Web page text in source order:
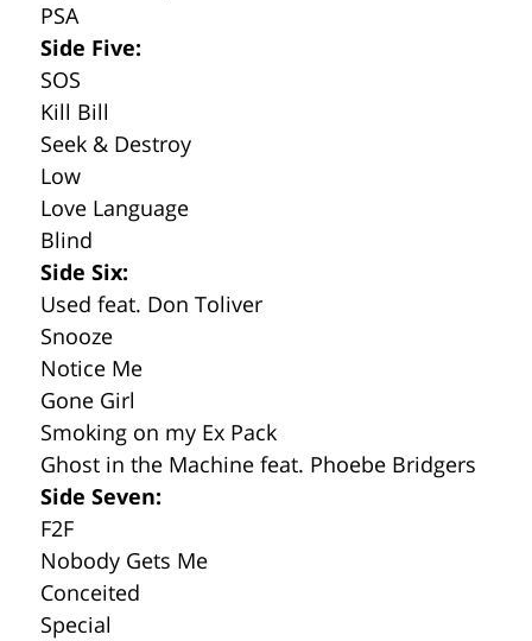
PSA
Side Five:
SOS
Kill Bill
Seek & Destroy
Low
Love Language
Blind
Side Six:
Used feat. Don Toliver
Snooze
Notice Me
Gone Girl
Smoking on my Ex Pack
Ghost in the Machine feat. Phoebe Bridgers
Side Seven:
F2F
Nobody Gets Me
Conceited
Special